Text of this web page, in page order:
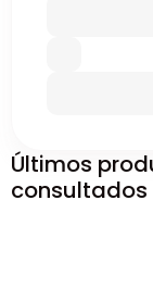
Últimos
consultados